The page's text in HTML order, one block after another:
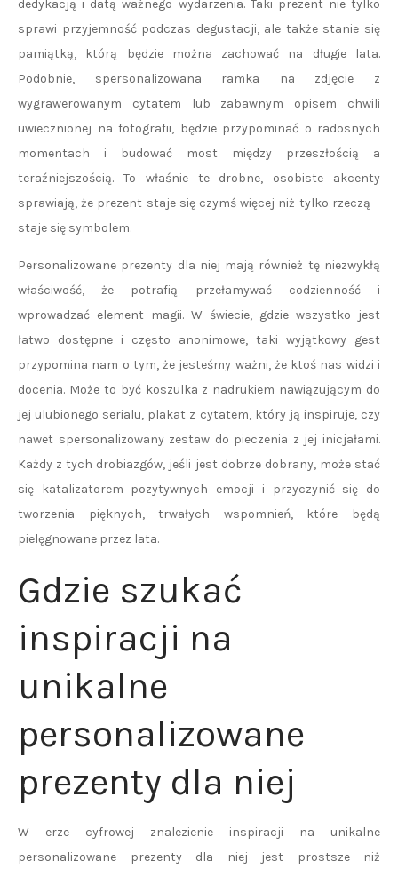
dedykacją i datą ważnego wydarzenia. Taki prezent nie tylko
sprawi przyjemność podczas degustacji, ale także stanie się
pamiątką, którą będzie można zachować na długie lata.
Podobnie, spersonalizowana ramka na zdjęcie z
wygrawerowanym cytatem lub zabawnym opisem chwili
uwiecznionej na fotografii, będzie przypominać o radosnych
momentach i budować most między przeszłością a
teraźniejszością. To właśnie te drobne, osobiste akcenty
sprawiają, że prezent staje się czymś więcej niż tylko rzeczą –
staje się symbolem.
Personalizowane prezenty dla niej mają również tę niezwykłą
właściwość, że potrafią przełamywać codzienność i
wprowadzać element magii. W świecie, gdzie wszystko jest
łatwo dostępne i często anonimowe, taki wyjątkowy gest
przypomina nam o tym, że jesteśmy ważni, że ktoś nas widzi i
docenia. Może to być koszulka z nadrukiem nawiązującym do
jej ulubionego serialu, plakat z cytatem, który ją inspiruje, czy
nawet spersonalizowany zestaw do pieczenia z jej inicjałami.
Każdy z tych drobiazgów, jeśli jest dobrze dobrany, może stać
się katalizatorem pozytywnych emocji i przyczynić się do
tworzenia pięknych, trwałych wspomnień, które będą
pielęgnowane przez lata.
Gdzie szukać
inspiracji na
unikalne
personalizowane
prezenty dla niej
W erze cyfrowej znalezienie inspiracji na unikalne
personalizowane prezenty dla niej jest prostsze niż